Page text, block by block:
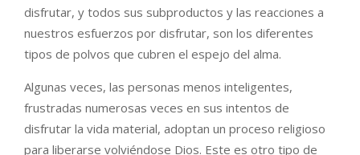
disfrutar, y todos sus subproductos y las reacciones a
nuestros esfuerzos por disfrutar, son los diferentes
tipos de polvos que cubren el espejo del alma.
Algunas veces, las personas menos inteligentes,
frustradas numerosas veces en sus intentos de
disfrutar la vida material, adoptan un proceso religioso
para liberarse volviéndose Dios. Este es otro tipo de